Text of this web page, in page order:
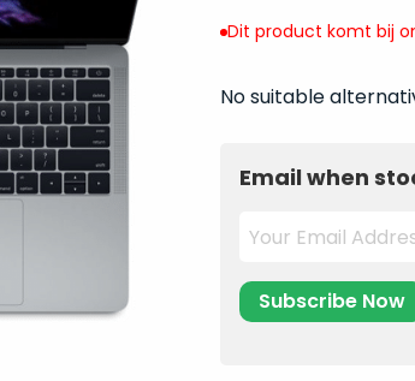
Dit product komt bij
No suitable
Email when